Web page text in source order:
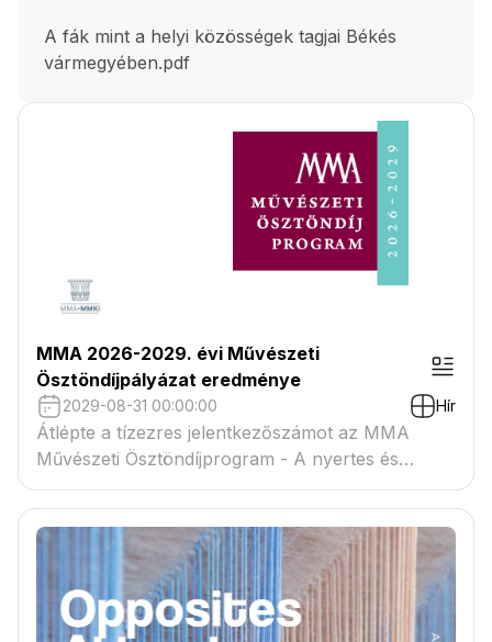
A fák mint a helyi közösségek tagjai Békés
vármegyében.pdf
MMA 2026-2029. évi Művészeti
Ösztöndíjpályázat eredménye
2029-08-31 00:00:00 Hír
Átlépte a tízezres jelentkezőszámot az MMA
Művészeti Ösztöndíjprogram - A nyertes és
tartaléklistás pályázók névsora megtekinthető a
csatolmányban